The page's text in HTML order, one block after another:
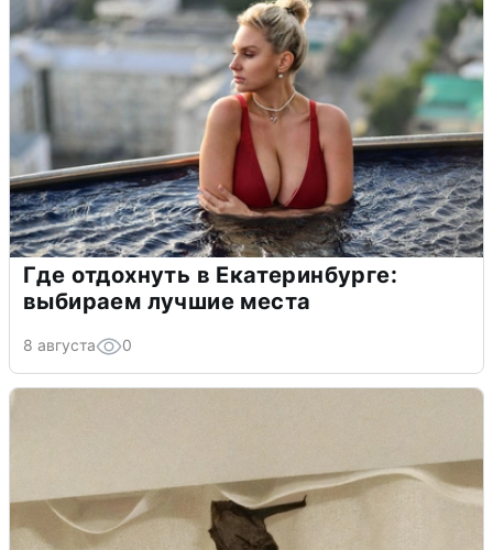
Где отдохнуть в Екатеринбурге:
выбираем лучшие места
8 августа 0